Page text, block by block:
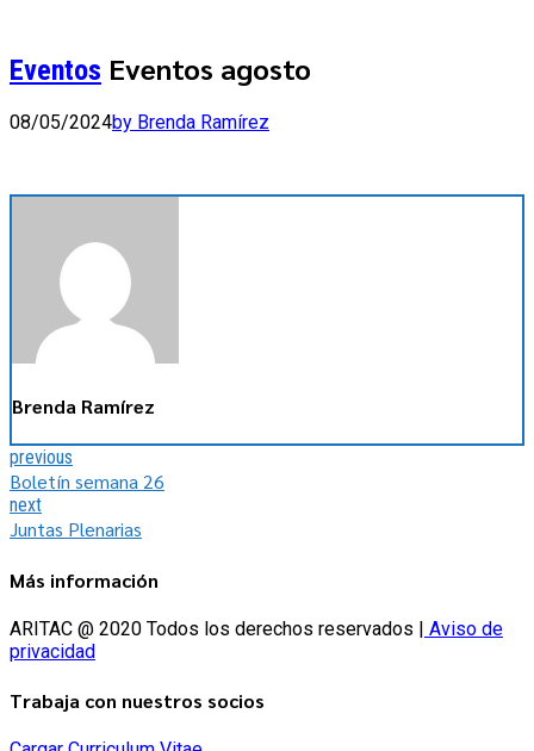
Eventos Eventos agosto
08/05/2024by Brenda Ramírez
Brenda Ramírez
previous
Boletín semana 26
next
Juntas Plenarias
Más información
ARITAC @ 2020 Todos los derechos reservados | Aviso de
privacidad
Trabaja con nuestros socios